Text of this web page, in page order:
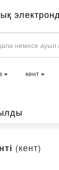
кент
(кент)